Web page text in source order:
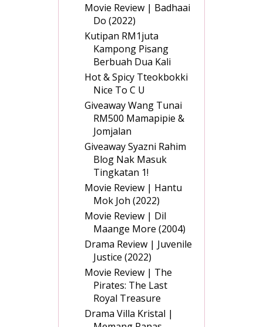
Movie Review | Badhaai
Do (2022)
Kutipan RM1juta
Kampong Pisang
Berbuah Dua Kali
Hot & Spicy Tteokbokki
Nice To C U
Giveaway Wang Tunai
RM500 Mamapipie &
Jomjalan
Giveaway Syazni Rahim
Blog Nak Masuk
Tingkatan 1!
Movie Review | Hantu
Mok Joh (2022)
Movie Review | Dil
Maange More (2004)
Drama Review | Juvenile
Justice (2022)
Movie Review | The
Pirates: The Last
Royal Treasure
Drama Villa Kristal |